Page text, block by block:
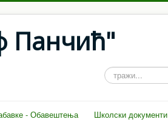
Панчић"
тражи...
- Обавештења
Школски документи